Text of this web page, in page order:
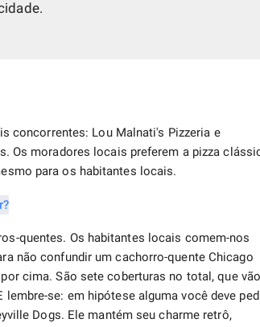
concorrentes: Lou Malnati's Pizzeria e
Os moradores locais preferem a pizza
para os habitantes locais.
quentes. Os habitantes locais comem-nos
não confundir um cachorro-quente Chicago
cima. São sete coberturas no total, que vão
se: em hipótese alguma você deve
Dogs. Ele mantém seu charme retrô,